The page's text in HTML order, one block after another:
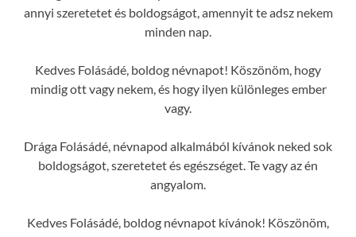
annyi szeretetet és boldogságot, amennyit te adsz nekem
minden nap.
Kedves Folásádé, boldog névnapot! Köszönöm, hogy
mindig ott vagy nekem, és hogy ilyen különleges ember
vagy.
Drága Folásádé, névnapod alkalmából kívánok neked sok
boldogságot, szeretetet és egészséget. Te vagy az én
angyalom.
Kedves Folásádé, boldog névnapot kívánok! Köszönöm,